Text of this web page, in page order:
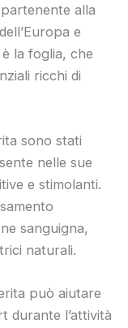
alla
e
la foglia, che
ricchi di
sono stati
nelle sue
e stimolanti.
sanguigna,
naturali.
può aiutare
durante l’attività